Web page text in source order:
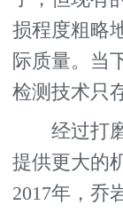
损程度粗略
际质量。当
检测技术只
经过打磨
提供更大的
2017年，乔